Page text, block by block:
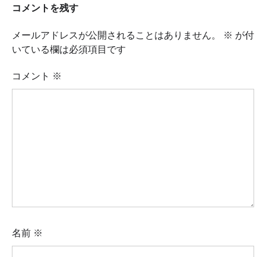
コメントを残す
メールアドレスが公開されることはありません。 ※ が付
いている欄は必須項目です
コメント ※
名前 ※